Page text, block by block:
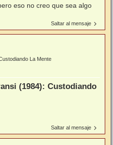
eso no creo que sea algo
Saltar al mensaje
La Mente
(1984): Custodiando
Saltar al mensaje